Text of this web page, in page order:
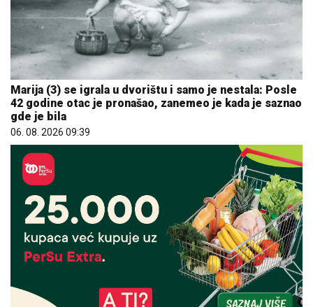
Marija (3) se igrala u dvorištu i samo je nestala: Posle
42 godine otac je pronašao, zanemeo je kada je saznao
gde je bila
06. 08. 2026 09:39